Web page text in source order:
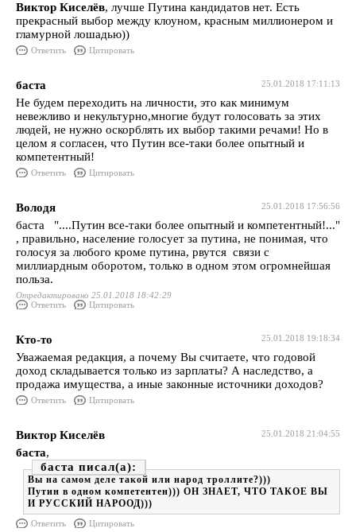
Виктор Киселёв, лучше Путина кандидатов нет. Есть
прекрасный выбор между клоуном, красным миллионером и
гламурной лошадью))
Ответить Цитировать
25.01.2018 17:11:13
баста
Не будем переходить на личности, это как минимум
невежливо и некультурно,многие будут голосовать за этих
людей, не нужно оскорблять их выбор такими речами! Но в
целом я согласен, что Путин все-таки более опытный и
компетентный!
Ответить Цитировать
25.01.2018 17:56:56
Володя
баста "....Путин все-таки более опытный и компетентный!..."
, правильно, население голосует за путина, не понимая, что
голосуя за любого кроме путина, рвутся связи с
миллиардным оборотом, только в одном этом огромнейшая
польза.
Отредактировано 25.01.2018 18:42:29
Ответить
Цитировать
25.01.2018 19:18:34
Кто-то
Уважаемая редакция, а почему Вы считаете, что годовой
доход складывается только из зарплаты? А наследство, а
продажа имущества, а иные законные источники доходов?
Ответить Цитировать
25.01.2018 21:04:55
Виктор Киселёв
баста,
баста
Вы на самом деле такой или народ троллите?)))
Путин в одном компетентен))) ОН ЗНАЕТ, ЧТО ТАКОЕ ВЫ
И РУССКИЙ НАРООД)))
Ответить Цитировать